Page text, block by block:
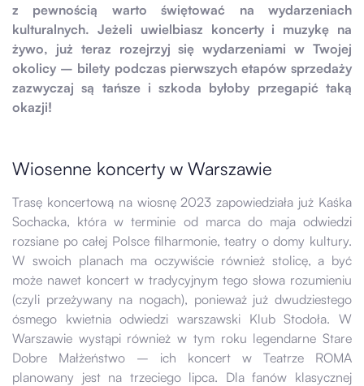
z pewnością warto świętować na wydarzeniach
kulturalnych. Jeżeli uwielbiasz koncerty i muzykę na
żywo, już teraz rozejrzyj się wydarzeniami w Twojej
okolicy – bilety podczas pierwszych etapów sprzedaży
zazwyczaj są tańsze i szkoda byłoby przegapić taką
okazji!
Wiosenne koncerty w Warszawie
Trasę koncertową na wiosnę 2023 zapowiedziała już Kaśka
Sochacka, która w terminie od marca do maja odwiedzi
rozsiane po całej Polsce filharmonie, teatry o domy kultury.
W swoich planach ma oczywiście również stolicę, a być
może nawet koncert w tradycyjnym tego słowa rozumieniu
(czyli przeżywany na nogach), ponieważ już dwudziestego
ósmego kwietnia odwiedzi warszawski Klub Stodoła. W
Warszawie wystąpi również w tym roku legendarne Stare
Dobre Małżeństwo – ich koncert w Teatrze ROMA
planowany jest na trzeciego lipca. Dla fanów klasycznej